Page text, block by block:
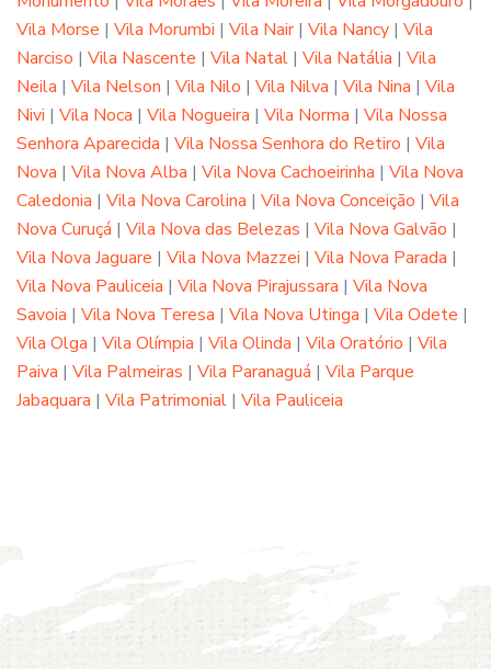
Vila Morse | Vila Morumbi | Vila Nair| Vila Nancy | Vila
Narciso | Vila Nascente | Vila Natal | Vila Natália | Vila
Neila | Vila Nelson | Vila Nilo | Vila Nilva | Vila Nina | Vila
Nivi | Vila Noca | Vila Nogueira | Vila Norma | Vila Nossa
Senhora Aparecida | Vila Nossa Senhora do Retiro | Vila
Nova | Vila Nova Alba | Vila Nova Cachoeirinha | Vila Nova
Caledonia | Vila Nova Carolina | Vila Nova Conceição | Vila
Nova Curuçá | Vila Nova das Belezas | Vila Nova Galvão |
Vila Nova Jaguare | Vila Nova Mazzei | Vila Nova Parada |
Vila Nova Pauliceia | Vila Nova Pirajussara | Vila Nova
Savoia | Vila Nova Teresa | Vila Nova Utinga | Vila Odete |
Vila Olga | Vila Olímpia | Vila Olinda | Vila Oratório | Vila
Paiva | Vila Palmeiras | Vila Paranaguá | Vila Parque
Jabaquara | Vila Patrimonial | Vila Pauliceia